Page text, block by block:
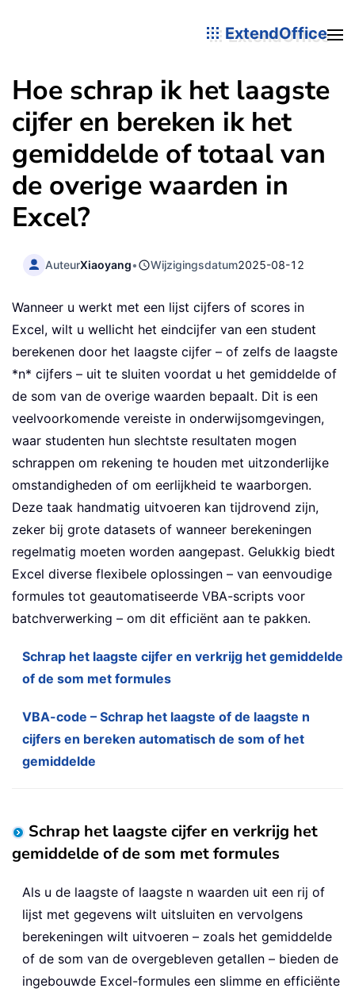
ExtendOffice
Hoe schrap ik het laagste
cijfer en bereken ik het
gemiddelde of totaal van
de overige waarden in
Excel?
AuteurXiaoyang• Wijzigingsdatum2025-08-12
Wanneer u werkt met een lijst cijfers of scores in
Excel, wilt u wellicht het eindcijfer van een student
berekenen door het laagste cijfer – of zelfs de laagste
*n* cijfers – uit te sluiten voordat u het gemiddelde of
de som van de overige waarden bepaalt. Dit is een
veelvoorkomende vereiste in onderwijsomgevingen,
waar studenten hun slechtste resultaten mogen
schrappen om rekening te houden met uitzonderlijke
omstandigheden of om eerlijkheid te waarborgen.
Deze taak handmatig uitvoeren kan tijdrovend zijn,
zeker bij grote datasets of wanneer berekeningen
regelmatig moeten worden aangepast. Gelukkig biedt
Excel diverse flexibele oplossingen – van eenvoudige
formules tot geautomatiseerde VBA-scripts voor
batchverwerking – om dit efficiënt aan te pakken.
Schrap het laagste cijfer en verkrijg het gemiddelde
of de som met formules
VBA-code – Schrap het laagste of de laagste n
cijfers en bereken automatisch de som of het
gemiddelde
Schrap het laagste cijfer en verkrijg het
gemiddelde of de som met formules
Als u de laagste of laagste n waarden uit een rij of
lijst met gegevens wilt uitsluiten en vervolgens
berekeningen wilt uitvoeren – zoals het gemiddelde
of de som van de overgebleven getallen – bieden de
ingebouwde Excel-formules een slimme en efficiënte